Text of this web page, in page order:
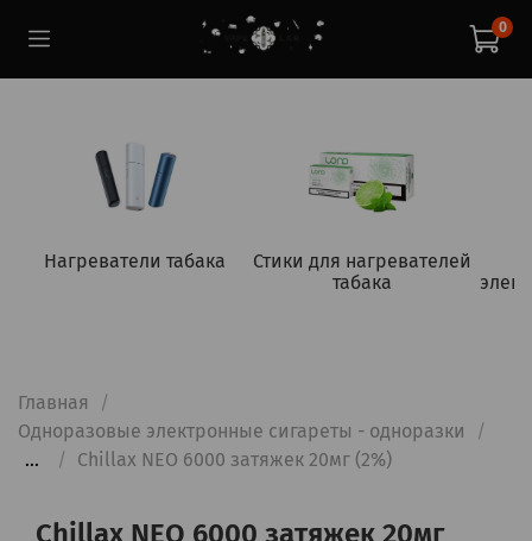
0
Нагреватели табака
Стики для нагревателей
табака
Главная
Одноразовые электронные сигареты - одноразки
...
Chillax NEO 6000 затяжек 20мг (2%)
Chillax NEO 6000 затяжек 20мг